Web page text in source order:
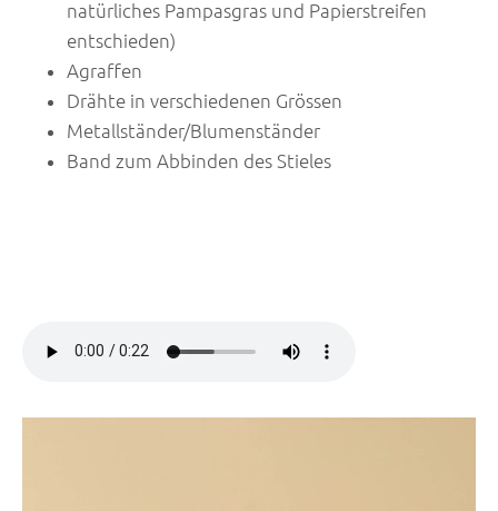
natürliches Pampasgras und Papierstreifen
entschieden)
Agraffen
Drähte in verschiedenen Grössen
Metallständer/Blumenständer
Band zum Abbinden des Stieles